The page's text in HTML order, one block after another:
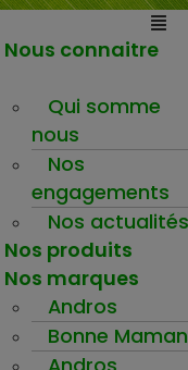
Nous connaitre
Qui somme
nous
Nos
engagements
Nos actualités
Nos produits
Nos marques
Andros
Bonne Maman